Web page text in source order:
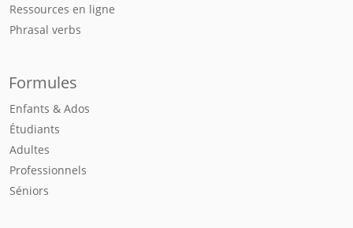
Ressources en ligne
Phrasal verbs
Formules
Enfants & Ados
Étudiants
Adultes
Professionnels
Séniors